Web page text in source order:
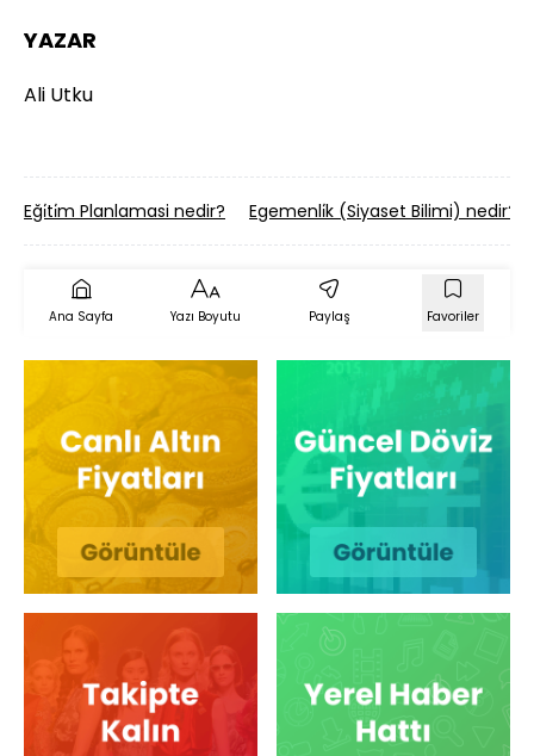
YAZAR
Ali Utku
Eği̇ti̇m Planlamasi nedir? Egemenli̇k (Siyaset Bilimi) nedir?
Ana Sayfa Yazı Boyutu Paylaş Favoriler